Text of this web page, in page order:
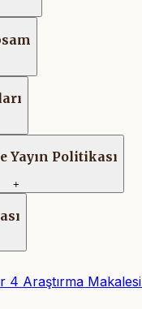
Yayın Politikası
+
4 Araştırma Makalesi